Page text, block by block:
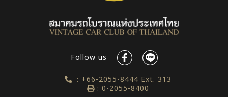
Follow us
: +66-2055-8444 Ext. 313
: 0-2055-8400